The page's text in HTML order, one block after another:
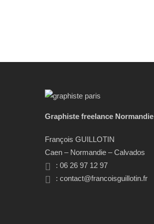
Graphiste freelance Normandie
François GUILLOTIN
Caen – Normandie – Calvados
: 06 26 97 12 97
: contact@francoisguillotin.fr